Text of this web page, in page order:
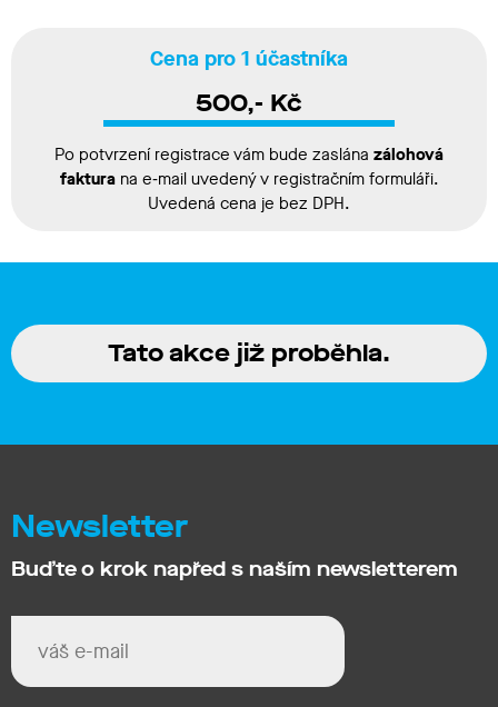
Cena pro 1 účastníka
500,- Kč
Po potvrzení registrace vám bude zaslána zálohová
fakturana e‑mail uvedený v registračním formuláři.
Uvedená cena je bez DPH.
Tato akce již proběhla.
Newsletter
Buďte o krok napřed s naším newsletterem